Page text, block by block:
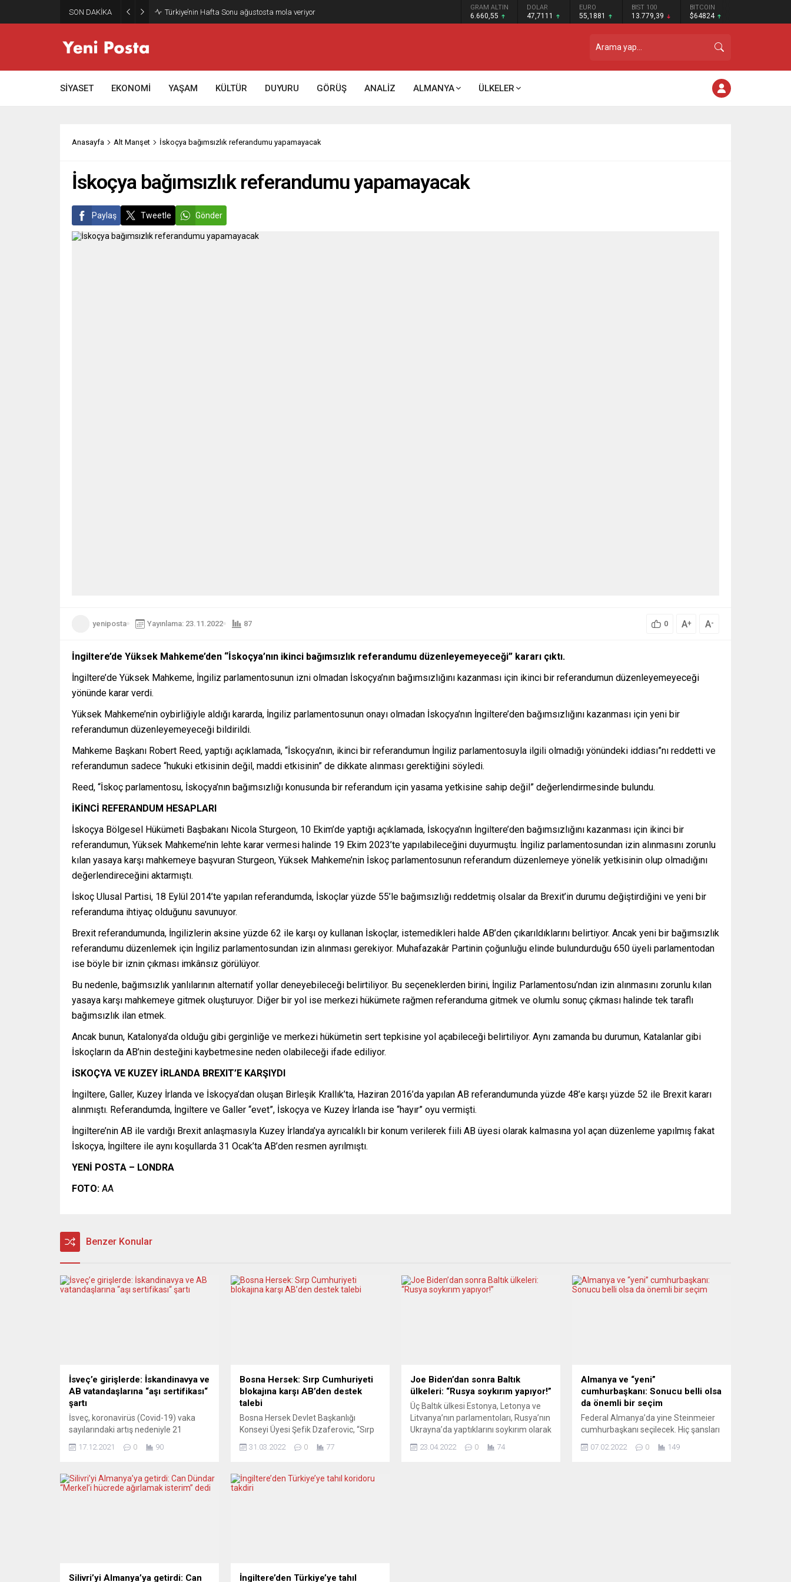
SON DAKİKA Gazze’nin geleceği: Teknokratik kontrol mü, kolonializm mi? GRAM ALTIN
6.660,55
DOLAR
47,7111
EURO
55,1881
BIST 100
13.779,39
BITCOIN
$64824
SİYASET EKONOMİ YAŞAM KÜLTÜR DUYURU GÖRÜŞ ANALİZ ALMANYA ÜLKELER
Anasayfa Alt Manşet İskoçya bağımsızlık referandumu yapamayacak
İskoçya bağımsızlık referandumu yapamayacak
Paylaş Tweetle Gönder
yeniposta Yayınlama: 23.11.2022 87 0 A+ A-
İngiltere’de Yüksek Mahkeme’den “İskoçya’nın ikinci bağımsızlık referandumu düzenleyemeyeceği” kararı çıktı.
İngiltere’de Yüksek Mahkeme, İngiliz parlamentosunun izni olmadan İskoçya’nın bağımsızlığını kazanması için ikinci bir referandumun düzenleyemeyeceği
yönünde karar verdi.
Yüksek Mahkeme’nin oybirliğiyle aldığı kararda, İngiliz parlamentosunun onayı olmadan İskoçya’nın İngiltere’den bağımsızlığını kazanması için yeni bir
referandumun düzenleyemeyeceği bildirildi.
Mahkeme Başkanı Robert Reed, yaptığı açıklamada, “İskoçya’nın, ikinci bir referandumun İngiliz parlamentosuyla ilgili olmadığı yönündeki iddiası”nı reddetti ve
referandumun sadece “hukuki etkisinin değil, maddi etkisinin” de dikkate alınması gerektiğini söyledi.
Reed, “İskoç parlamentosu, İskoçya’nın bağımsızlığı konusunda bir referandum için yasama yetkisine sahip değil” değerlendirmesinde bulundu.
İKİNCİ REFERANDUM HESAPLARI
İskoçya Bölgesel Hükümeti Başbakanı Nicola Sturgeon, 10 Ekim’de yaptığı açıklamada, İskoçya’nın İngiltere’den bağımsızlığını kazanması için ikinci bir
referandumun, Yüksek Mahkeme’nin lehte karar vermesi halinde 19 Ekim 2023’te yapılabileceğini duyurmuştu. İngiliz parlamentosundan izin alınmasını zorunlu
kılan yasaya karşı mahkemeye başvuran Sturgeon, Yüksek Mahkeme’nin İskoç parlamentosunun referandum düzenlemeye yönelik yetkisinin olup olmadığını
değerlendireceğini aktarmıştı.
İskoç Ulusal Partisi, 18 Eylül 2014’te yapılan referandumda, İskoçlar yüzde 55’le bağımsızlığı reddetmiş olsalar da Brexit’in durumu değiştirdiğini ve yeni bir
referanduma ihtiyaç olduğunu savunuyor.
Brexit referandumunda, İngilizlerin aksine yüzde 62 ile karşı oy kullanan İskoçlar, istemedikleri halde AB’den çıkarıldıklarını belirtiyor. Ancak yeni bir bağımsızlık
referandumu düzenlemek için İngiliz parlamentosundan izin alınması gerekiyor. Muhafazakâr Partinin çoğunluğu elinde bulundurduğu 650 üyeli parlamentodan
ise böyle bir iznin çıkması imkânsız görülüyor.
Bu nedenle, bağımsızlık yanlılarının alternatif yollar deneyebileceği belirtiliyor. Bu seçeneklerden birini, İngiliz Parlamentosu’ndan izin alınmasını zorunlu kılan
yasaya karşı mahkemeye gitmek oluşturuyor. Diğer bir yol ise merkezi hükümete rağmen referanduma gitmek ve olumlu sonuç çıkması halinde tek taraflı
bağımsızlık ilan etmek.
Ancak bunun, Katalonya’da olduğu gibi gerginliğe ve merkezi hükümetin sert tepkisine yol açabileceği belirtiliyor. Aynı zamanda bu durumun, Katalanlar gibi
İskoçların da AB’nin desteğini kaybetmesine neden olabileceği ifade ediliyor.
İSKOÇYA VE KUZEY İRLANDA BREXIT’E KARŞIYDI
İngiltere, Galler, Kuzey İrlanda ve İskoçya’dan oluşan Birleşik Krallık’ta, Haziran 2016’da yapılan AB referandumunda yüzde 48’e karşı yüzde 52 ile Brexit kararı
alınmıştı. Referandumda, İngiltere ve Galler “evet”, İskoçya ve Kuzey İrlanda ise “hayır” oyu vermişti.
İngiltere’nin AB ile vardığı Brexit anlaşmasıyla Kuzey İrlanda’ya ayrıcalıklı bir konum verilerek fiili AB üyesi olarak kalmasına yol açan düzenleme yapılmış fakat
İskoçya, İngiltere ile aynı koşullarda 31 Ocak’ta AB’den resmen ayrılmıştı.
YENİ POSTA – LONDRA
FOTO: AA
Benzer Konular
İsveç’e girişlerde: İskandinavya ve
AB vatandaşlarına “aşı sertifikası“
şartı
İsveç, koronavirüs (Covid-19) vaka
sayılarındaki artış nedeniyle 21
diğer İskandinavya ve Avrupa Birliği
Covid-19 aşı sertifikası isteneceği
bildirildi. İsveç Sosyal İşler Bakanı
17.12.2021 0 90
Bosna Hersek: Sırp Cumhuriyeti
blokajına karşı AB’den destek
talebi
Bosna Hersek Devlet Başkanlığı
Konseyi Üyesi Şefik Dzaferovic, “Sırp
Hersek’te 27 yıldır elde ettiğimiz
alanda Avrupa Birliği’nden (AB)
blokelerin kaldırılması ve ülkemizin
31.03.2022 0 77
Joe Biden’dan sonra Baltık
ülkeleri: “Rusya soykırım yapıyor!”
Üç Baltık ülkesi Estonya, Letonya ve
Litvanya’nın parlamentoları, Rusya’nın
Ukrayna’da yaptıklarını soykırım olarak
ABD Başkanı Joe Biden, Rusya’yı
23.04.2022 0 74
Almanya ve “yeni”
cumhurbaşkanı: Sonucu belli olsa
da önemli bir seçim
Federal Almanya’da yine Steinmeier
cumhurbaşkanı seçilecek. Hiç şansları
adaylar da var. Biri tıp, diğeri ekonomi
07.02.2022 0 149
Silivri’yi Almanya’ya getirdi: Can
İngiltere’den Türkiye’ye tahıl